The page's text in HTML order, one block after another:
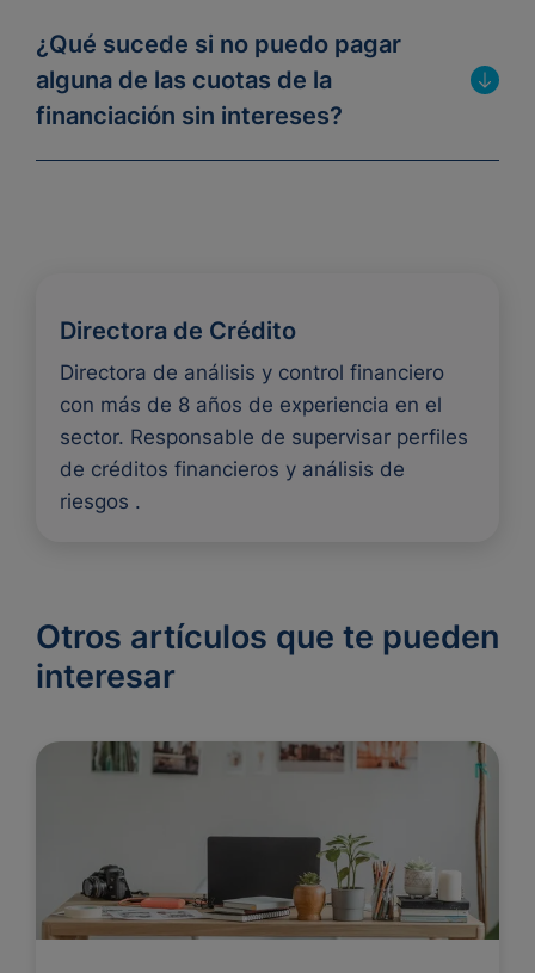
¿Qué sucede si no puedo pagar
alguna de las cuotas de la
financiación sin intereses?
Directora de Crédito
Directora de análisis y control financiero
con más de 8 años de experiencia en el
sector. Responsable de supervisar perfiles
de créditos financieros y análisis de
riesgos .
Otros artículos que te pueden
interesar